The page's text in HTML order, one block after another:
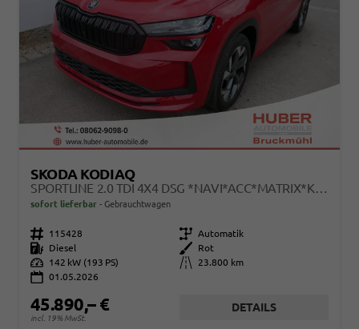
SKODA KODIAQ
SPORTLINE 2.0 TDI 4X4 DSG *NAVI*ACC*MATRIX*KAMERA*AHK*EL.-HECKKLAPPE
sofort lieferbar Gebrauchtwagen
Fahrzeugnr. 115428 Getriebe Automatik
Kraftstoff
Diesel Außenfarbe
Rot
Leistung
142 kW (193 PS) Kilometerstand
23.800 km
01.05.2026
45.890,– €
incl. 19% MwSt.
DETAILS